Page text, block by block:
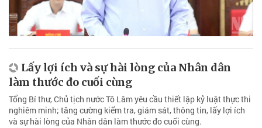
Lấy lợi ích và sự hài lòng của Nhân dân
làm thước đo cuối cùng
Tổng Bí thư, Chủ tịch nước Tô Lâm yêu cầu thiết lập kỷ luật thực thi
nghiêm minh; tăng cường kiểm tra, giám sát, thông tin, lấy lợi ích
và sự hài lòng của Nhân dân làm thước đo cuối cùng.